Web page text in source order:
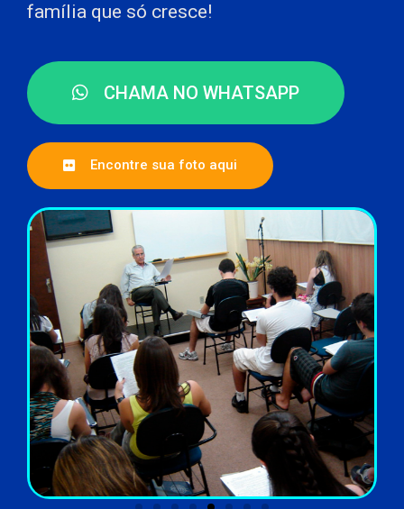
família que só cresce!
CHAMA NO WHATSAPP
Encontre sua foto aqui